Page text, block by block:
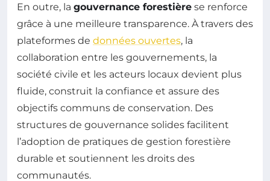
En outre, la gouvernance forestière se renforce
grâce à une meilleure transparence. À travers des
plateformes de données ouvertes, la
collaboration entre les gouvernements, la
société civile et les acteurs locaux devient plus
fluide, construit la confiance et assure des
objectifs communs de conservation. Des
structures de gouvernance solides facilitent
l’adoption de pratiques de gestion forestière
durable et soutiennent les droits des
communautés.